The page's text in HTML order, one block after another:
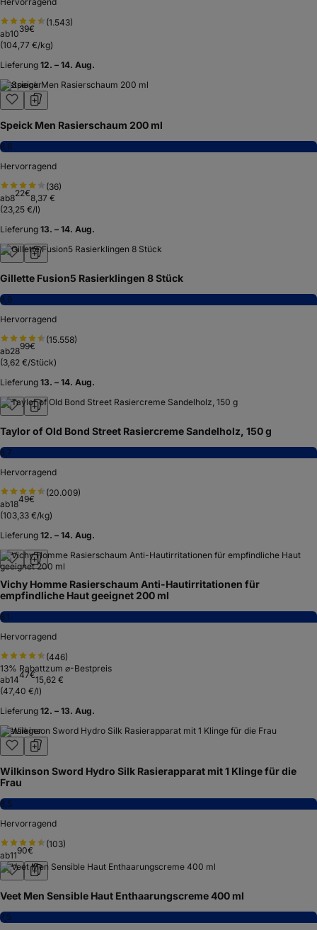
(1.543)
ab1039€
(104,77 €/kg)
Lieferung 12. – 14. Aug.
Testsieger
Speick Men Rasierschaum 200 ml
8,6
Hervorragend
(36)
ab822€8,37 €
(23,25 €/l)
Lieferung 13. – 14. Aug.
Gillette Fusion5 Rasierklingen 8 Stück
8,9
Hervorragend
(15.558)
ab2899€
(3,62 €/Stück)
Lieferung 13. – 14. Aug.
Taylor of Old Bond Street Rasiercreme Sandelholz, 150 g
8,7
Hervorragend
(20.009)
ab1849€
(103,33 €/kg)
Lieferung 12. – 14. Aug.
Vichy Homme Rasierschaum Anti-Hautirritationen für
empfindliche Haut geeignet 200 ml
8,1
Hervorragend
(446)
13% Rabattzum ⌀-Bestpreis
ab1447€15,62 €
(47,40 €/l)
Lieferung 12. – 13. Aug.
Testsieger
Wilkinson Sword Hydro Silk Rasierapparat mit 1 Klinge für die
Frau
8,5
Hervorragend
(103)
ab1190€
Veet Men Sensible Haut Enthaarungscreme 400 ml
7,5